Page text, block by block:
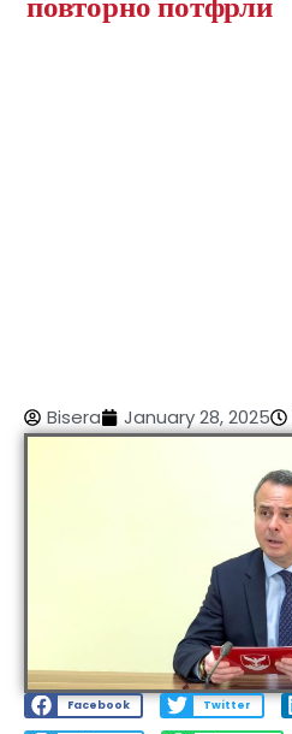
повторно потфрли
Bisera January 28, 2025
Facebook Twitter